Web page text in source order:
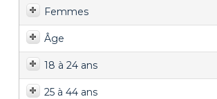
Femmes
Âge
18 à 24 ans
25 à 44 ans